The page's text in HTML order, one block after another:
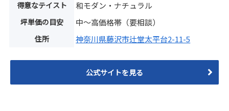
得意なテイスト 和モダン・ナチュラル
坪単価の目安 中〜高価格帯（要相談）
住所 神奈川県藤沢市辻堂太平台2-11-5
公式サイトを見る